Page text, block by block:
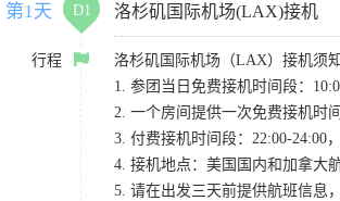
第1天 D1 洛杉矶国际机场(LAX)接机
行程
洛杉矶国际机场（LAX）接机须
1. 参团当日免费接机时间段：
2. 一个房间提供一次免费接机时
3. 付费接机时间段：22:00-24:00
4. 接机地点：美国国内和加拿大
5. 请在出发三天前提供航班信息